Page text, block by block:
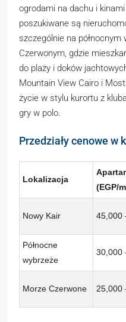
ogrodami na dachu i
poszukiwane są
szczególnie na
Czerwonym, gdzie
do plaży i doków
Mountain View Cairo i
życie w stylu kurortu z
gry w polo.
Przedziały cenowe w
Lokalizacja
(EGP/
Nowy Kair 45,000
Północne
wybrzeże
30,000
Morze Czerwone 25,000